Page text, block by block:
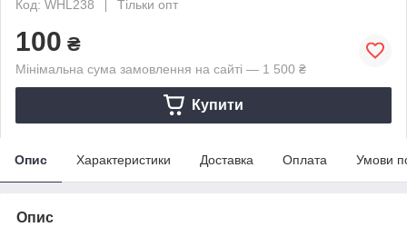
Код: WHL238
Тільки опт
100 ₴
Мінімальна сума замовлення на сайті — 1 500 ₴
Купити
Опис Характеристики Доставка Оплата Умови
Опис